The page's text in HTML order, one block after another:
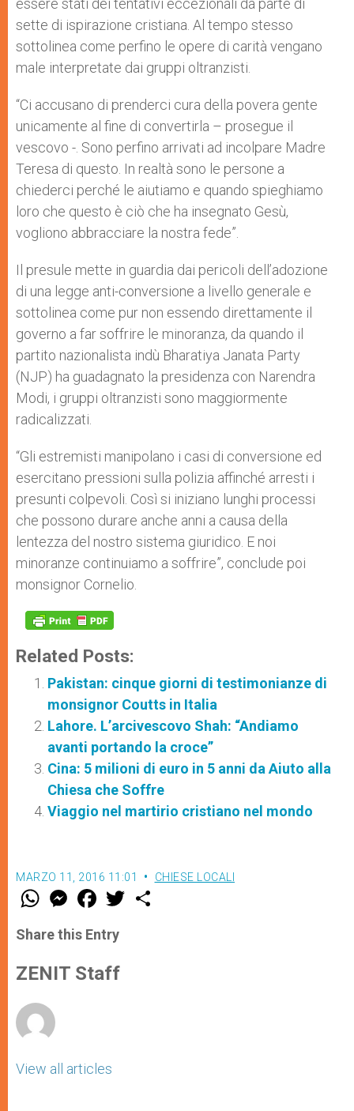
essere stati dei tentativi eccezionali da parte di
sette di ispirazione cristiana. Al tempo stesso
sottolinea come perfino le opere di carità vengano
male interpretate dai gruppi oltranzisti.
“Ci accusano di prenderci cura della povera gente
unicamente al fine di convertirla – prosegue il
vescovo -. Sono perfino arrivati ad incolpare Madre
Teresa di questo. In realtà sono le persone a
chiederci perché le aiutiamo e quando spieghiamo
loro che questo è ciò che ha insegnato Gesù,
vogliono abbracciare la nostra fede”.
Il presule mette in guardia dai pericoli dell’adozione
di una legge anti-conversione a livello generale e
sottolinea come pur non essendo direttamente il
governo a far soffrire le minoranza, da quando il
partito nazionalista indù Bharatiya Janata Party
(NJP) ha guadagnato la presidenza con Narendra
Modi, i gruppi oltranzisti sono maggiormente
radicalizzati.
“Gli estremisti manipolano i casi di conversione ed
esercitano pressioni sulla polizia affinché arresti i
presunti colpevoli. Così si iniziano lunghi processi
che possono durare anche anni a causa della
lentezza del nostro sistema giuridico. E noi
minoranze continuiamo a soffrire”, conclude poi
monsignor Cornelio.
Related Posts:
Pakistan: cinque giorni di testimonianze di
monsignor Coutts in Italia
Lahore. L’arcivescovo Shah: “Andiamo
avanti portando la croce”
Cina: 5 milioni di euro in 5 anni da Aiuto alla
Chiesa che Soffre
Viaggio nel martirio cristiano nel mondo
MARZO 11, 2016 11:01 CHIESE LOCALI
W
t
s
p
p
M
e
s
e
g
e
F
a
e
b
o
k
w
Share this Entry
ZENIT Staff
View all articles